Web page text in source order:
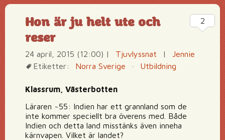
Hon är ju helt ute och
reser
24 april, 2015 (12:00) | Tjuvlyssnat |
Jennie
Etiketter:
Norra Sverige · Utbildning
Klassrum, Västerbotten
Läraren ~55: Indien har ett grannland som de
inte kommer speciellt bra överens med. Både
Indien och detta land misstänks även inneha
kärnvapen. Vilket är landet?
2